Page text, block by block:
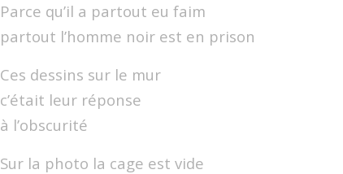
Parce qu’il a partout eu faim
partout l’homme noir est en prison
Ces dessins sur le mur
c’était leur réponse
à l’obscurité
Sur la photo la cage est vide